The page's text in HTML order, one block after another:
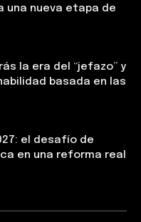
una nueva etapa de
la era del “jefazo” y
basada en las
el desafío de
en una reforma real